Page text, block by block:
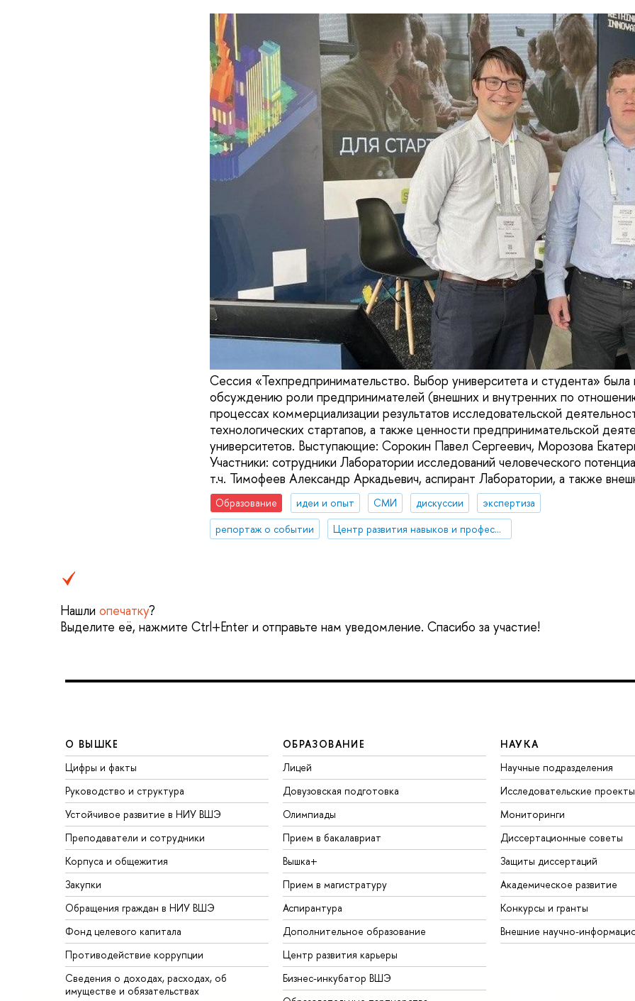
Сессия «Техпредпринимательство. Выбор университета и студента»
обсуждению роли предпринимателей (внешних и внутренних по
процессах коммерциализации результатов исследовательской
технологических стартапов, а также ценности предпринимательской
университетов. Выступающие: Сорокин Павел Сергеевич, Морозова
Участники: сотрудники Лаборатории исследований человеческого
т.ч. Тимофеев Александр Аркадьевич, аспирант Лаборатории, а также
Образование идеи и опыт СМИ дискуссии
экспертиза
репортаж о событии
Центр развития навыков и профессионального образования
Нашли опечатку?
Выделите её, нажмите Ctrl+Enter и отправьте нам уведомление. Спасибо за участие!
О ВЫШКЕ
Цифры и факты
Руководство и структура
Устойчивое развитие в НИУ ВШЭ
Преподаватели и сотрудники
Корпуса и общежития
Закупки
Обращения граждан в НИУ ВШЭ
Фонд целевого капитала
Противодействие коррупции
Сведения о доходах, расходах, об
имуществе и обязательствах
ОБРАЗОВАНИЕ
Лицей
Довузовская подготовка
Олимпиады
Прием в бакалавриат
Вышка+
Прием в магистратуру
Аспирантура
Дополнительное образование
Центр развития карьеры
Бизнес-инкубатор ВШЭ
НАУКА
Научные подразделения
Исследовательские проекты
Мониторинги
Диссертационные советы
Защиты диссертаций
Академическое развитие
Конкурсы и гранты
Внешние научно-